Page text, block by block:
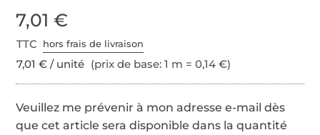
7,01 €
TTC hors frais de livraison
7,01 € / unité (prix de base: 1 m = 0,14 €)
Veuillez me prévenir à mon adresse e-mail dès
que cet article sera disponible dans la quantité